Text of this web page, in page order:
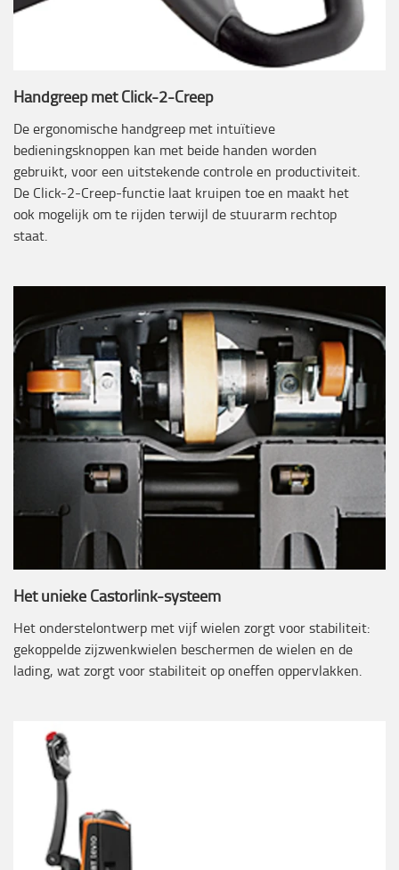
Handgreep met Click-2-Creep
De ergonomische handgreep met intuïtieve
bedieningsknoppen kan met beide handen worden
gebruikt, voor een uitstekende controle en productiviteit.
De Click-2-Creep-functie laat kruipen toe en maakt het
ook mogelijk om te rijden terwijl de stuurarm rechtop
staat.
Het unieke Castorlink-systeem
Het onderstelontwerp met vijf wielen zorgt voor stabiliteit:
gekoppelde zijzwenkwielen beschermen de wielen en de
lading, wat zorgt voor stabiliteit op oneffen oppervlakken.